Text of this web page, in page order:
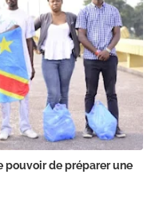
pouvoir de préparer une